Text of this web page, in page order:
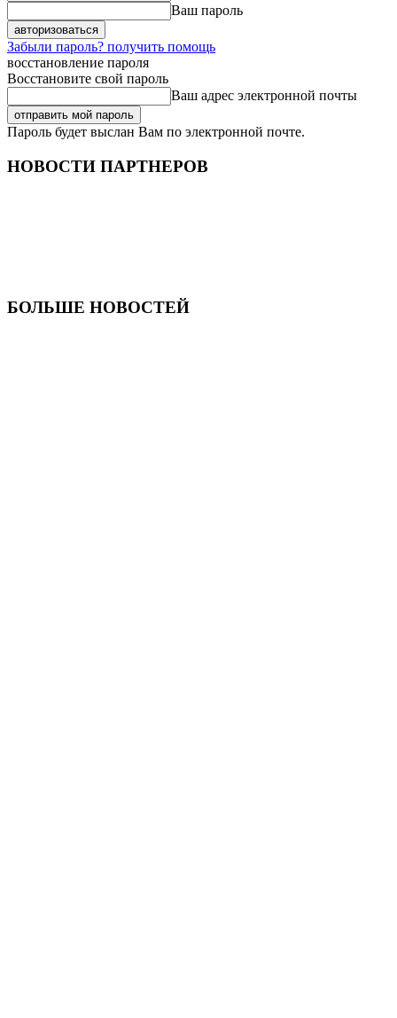
Ваш пароль
Забыли пароль? получить помощь
восстановление пароля
Восстановите свой пароль
Ваш адрес электронной почты
Пароль будет выслан Вам по электронной почте.
НОВОСТИ ПАРТНЕРОВ
БОЛЬШЕ НОВОСТЕЙ